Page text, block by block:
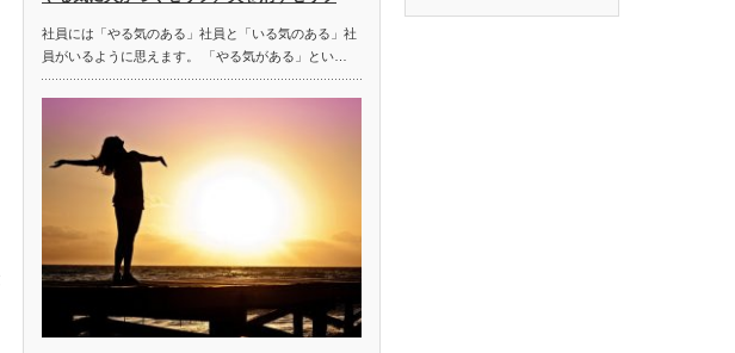
社員には「やる気のある」社員と「いる気のある」社
員がいるように思えます。 「やる気がある」とい…